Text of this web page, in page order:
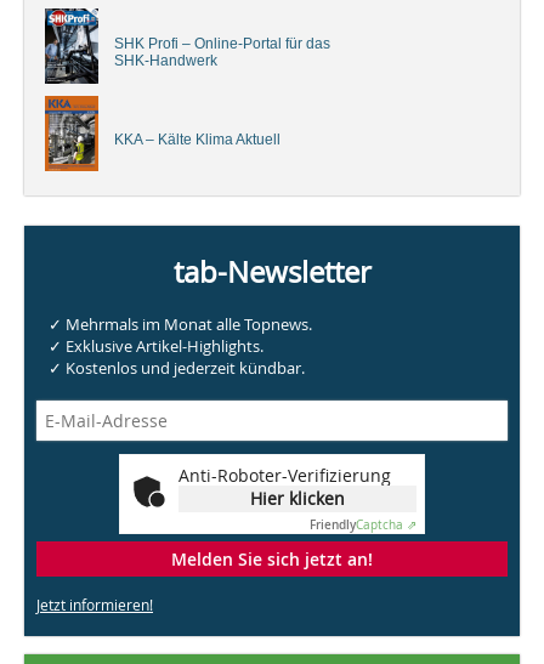
SHK Profi – Online-Portal für das
SHK-Handwerk
KKA – Kälte Klima Aktuell
tab-Newsletter
✓ Mehrmals im Monat alle Topnews.
✓ Exklusive Artikel-Highlights.
✓ Kostenlos und jederzeit kündbar.
Anti-Roboter-Verifizierung
Hier klicken
FriendlyCaptcha ⇗
Melden Sie sich jetzt an!
Jetzt informieren!